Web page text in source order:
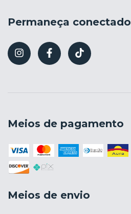
Permaneça conectado
Meios de pagamento
Meios de envio